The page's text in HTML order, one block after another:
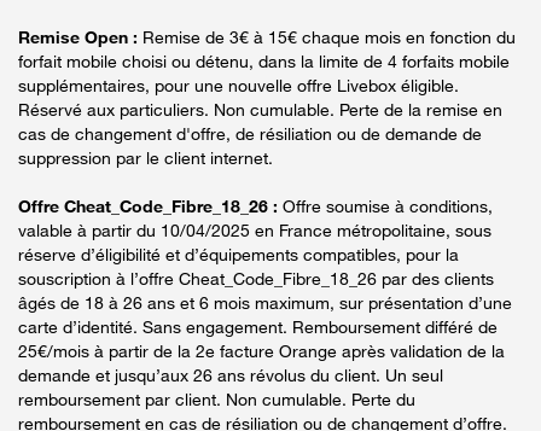
Remise Open : Remise de 3€ à 15€ chaque mois en fonction du
forfait mobile choisi ou détenu, dans la limite de 4 forfaits mobile
supplémentaires, pour une nouvelle offre Livebox éligible.
Réservé aux particuliers. Non cumulable. Perte de la remise en
cas de changement d'offre, de résiliation ou de demande de
suppression par le client internet.
Offre Cheat_Code_Fibre_18_26 : Offre soumise à conditions,
valable à partir du 10/04/2025 en France métropolitaine, sous
réserve d’éligibilité et d’équipements compatibles, pour la
souscription à l’offre Cheat_Code_Fibre_18_26 par des clients
âgés de 18 à 26 ans et 6 mois maximum, sur présentation d’une
carte d’identité. Sans engagement. Remboursement différé de
25€/mois à partir de la 2e facture Orange après validation de la
demande et jusqu’aux 26 ans révolus du client. Un seul
remboursement par client. Non cumulable. Perte du
remboursement en cas de résiliation ou de changement d’offre.